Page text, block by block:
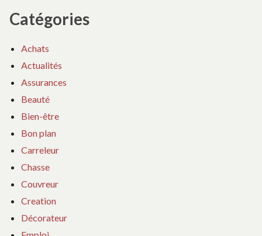
Catégories
Achats
Actualités
Assurances
Beauté
Bien-être
Bon plan
Carreleur
Chasse
Couvreur
Creation
Décorateur